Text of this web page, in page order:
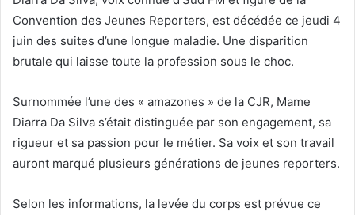
Convention des Jeunes Reporters, est décédée ce jeudi 4
juin des suites d’une longue maladie. Une disparition
brutale qui laisse toute la profession sous le choc.
Surnommée l’une des « amazones » de la CJR, Mame
Diarra Da Silva s’était distinguée par son engagement, sa
rigueur et sa passion pour le métier. Sa voix et son travail
auront marqué plusieurs générations de jeunes reporters.
Selon les informations, la levée du corps est prévue ce